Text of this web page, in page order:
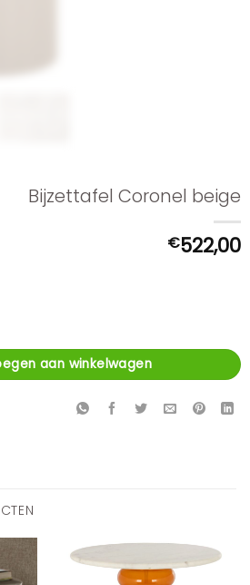
Bijzettafel Coronel beige
€522,00
aan winkelwagen